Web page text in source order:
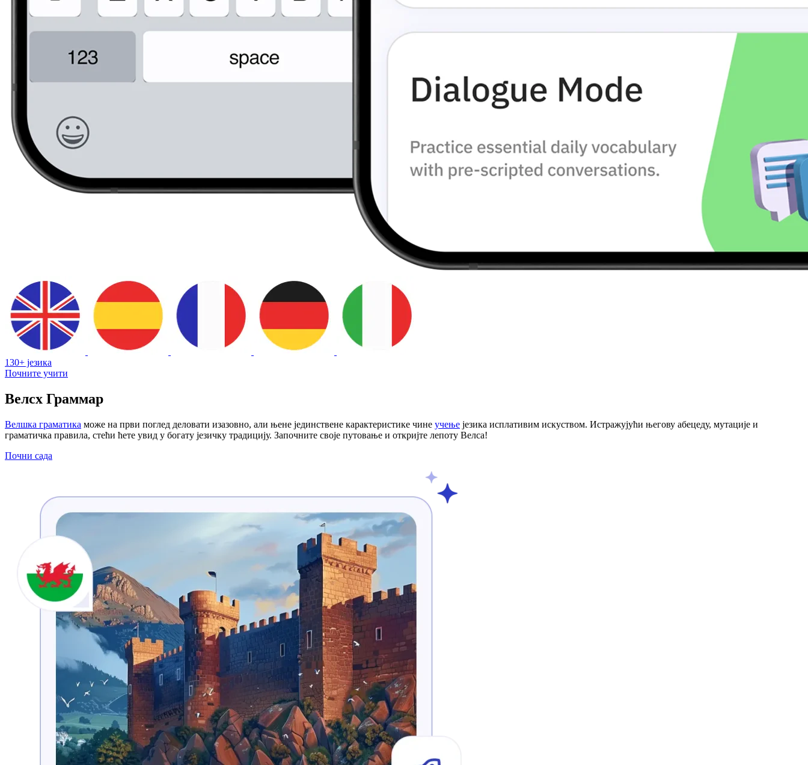
130+ језика
Почните учити
Велсх Граммар
Велшка граматика може на први поглед деловати изазовно, али њене јединствене карактеристике чине учење језика исплативим искуством. Истражујући његову абецеду, мутације и
граматичка правила, стећи ћете увид у богату језичку традицију. Започните своје путовање и откријте лепоту Велса!
Почни сада